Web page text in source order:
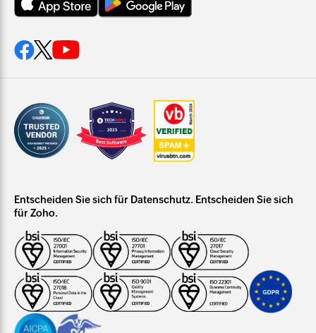
Entscheiden Sie sich für Datenschutz. Entscheiden Sie sich
für Zoho.